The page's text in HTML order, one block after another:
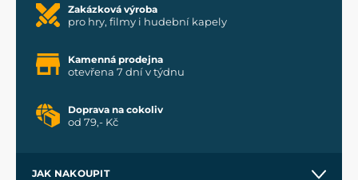
Zakázková výroba
pro hry, filmy i hudební kapely
Kamenná prodejna
otevřena 7 dní v týdnu
Doprava na cokoliv
od 79,- Kč
JAK NAKOUPIT